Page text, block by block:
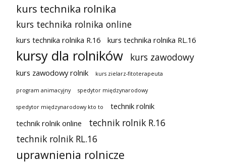
kurs technika rolnika
kurs technika rolnika online
kurs technika rolnika R.16 kurs technika rolnika RL.16
kursy dla rolników kurs zawodowy
kurs zawodowy rolnik kurs zielarz-fitoterapeuta
program animacyjny spedytor międzynarodowy
spedytor międzynarodowy kto to
technik rolnik
technik rolnik online
technik rolnik R.16
technik rolnik RL.16
uprawnienia rolnicze